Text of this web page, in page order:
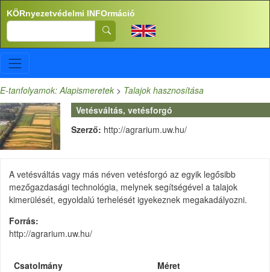
Ugrás a tartalomra
KÖRnyezetvédelmi INFOrmáció
Search
E-tanfolyamok: Alapismeretek > Talajok hasznosítása
Vetésváltás, vetésforgó
Szerző: http://agrarium.uw.hu/
A vetésváltás vagy más néven vetésforgó az egyik legősibb
mezőgazdasági technológia, melynek segítségével a talajok
kimerülését, egyoldalú terhelését igyekeznek megakadályozni.
Forrás
http://agrarium.uw.hu/
Csatolmány
Méret